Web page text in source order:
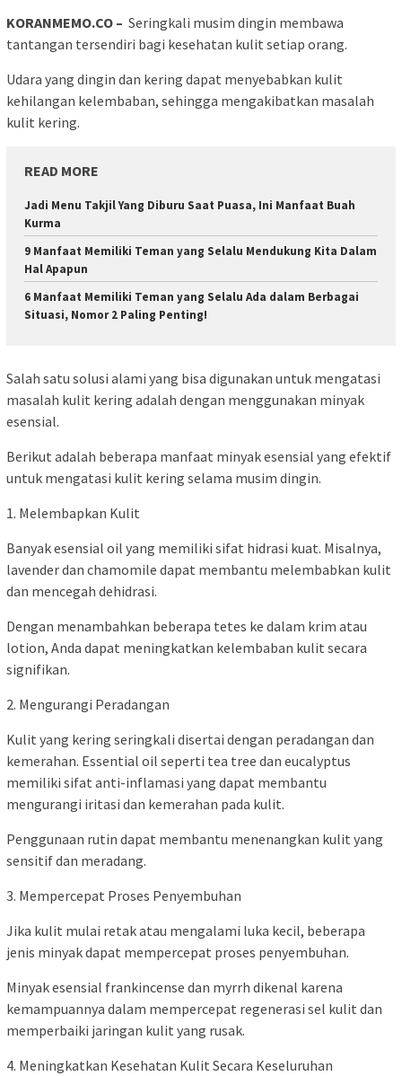
KORANMEMO.CO – Seringkali musim dingin membawa
tantangan tersendiri bagi kesehatan kulit setiap orang.
Udara yang dingin dan kering dapat menyebabkan kulit
kehilangan kelembaban, sehingga mengakibatkan masalah
kulit kering.
READ MORE
Jadi Menu Takjil Yang Diburu Saat Puasa, Ini Manfaat Buah
Kurma
9 Manfaat Memiliki Teman yang Selalu Mendukung Kita Dalam
Hal Apapun
6 Manfaat Memiliki Teman yang Selalu Ada dalam Berbagai
Situasi, Nomor 2 Paling Penting!
Salah satu solusi alami yang bisa digunakan untuk mengatasi
masalah kulit kering adalah dengan menggunakan minyak
esensial.
Berikut adalah beberapa manfaat minyak esensial yang efektif
untuk mengatasi kulit kering selama musim dingin.
1. Melembapkan Kulit
Banyak esensial oil yang memiliki sifat hidrasi kuat. Misalnya,
lavender dan chamomile dapat membantu melembabkan kulit
dan mencegah dehidrasi.
Dengan menambahkan beberapa tetes ke dalam krim atau
lotion, Anda dapat meningkatkan kelembaban kulit secara
signifikan.
2. Mengurangi Peradangan
Kulit yang kering seringkali disertai dengan peradangan dan
kemerahan. Essential oil seperti tea tree dan eucalyptus
memiliki sifat anti-inflamasi yang dapat membantu
mengurangi iritasi dan kemerahan pada kulit.
Penggunaan rutin dapat membantu menenangkan kulit yang
sensitif dan meradang.
3. Mempercepat Proses Penyembuhan
Jika kulit mulai retak atau mengalami luka kecil, beberapa
jenis minyak dapat mempercepat proses penyembuhan.
Minyak esensial frankincense dan myrrh dikenal karena
kemampuannya dalam mempercepat regenerasi sel kulit dan
memperbaiki jaringan kulit yang rusak.
4. Meningkatkan Kesehatan Kulit Secara Keseluruhan